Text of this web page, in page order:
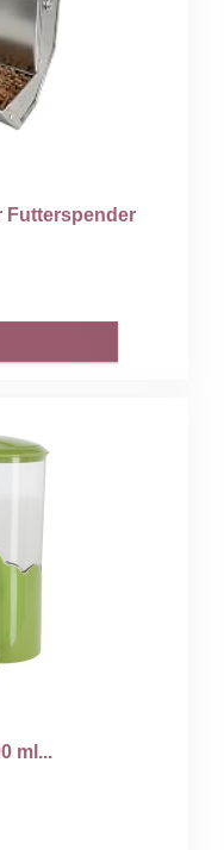
Futterspender
ml...